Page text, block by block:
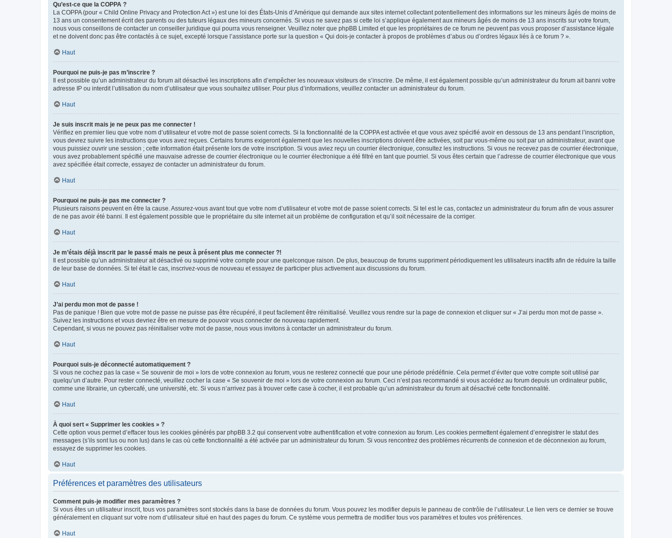
Qu’est-ce que la COPPA ?
La COPPA (pour « Child Online Privacy and Protection Act ») est une loi des États-Unis d’Amérique qui demande aux sites internet collectant potentiellement des informations sur les mineurs âgés de moins de
13 ans un consentement écrit des parents ou des tuteurs légaux des mineurs concernés. Si vous ne savez pas si cette loi s’applique également aux mineurs âgés de moins de 13 ans inscrits sur votre forum,
nous vous conseillons de contacter un conseiller juridique qui pourra vous renseigner. Veuillez noter que phpBB Limited et que les propriétaires de ce forum ne peuvent pas vous proposer d’assistance légale
et ne doivent donc pas être contactés à ce sujet, excepté lorsque l’assistance porte sur la question « Qui dois-je contacter à propos de problèmes d’abus ou d’ordres légaux liés à ce forum ? ».
Haut
Pourquoi ne puis-je pas m’inscrire ?
Il est possible qu’un administrateur du forum ait désactivé les inscriptions afin d’empêcher les nouveaux visiteurs de s’inscrire. De même, il est également possible qu’un administrateur du forum ait banni votre
adresse IP ou interdit l’utilisation du nom d’utilisateur que vous souhaitez utiliser. Pour plus d’informations, veuillez contacter un administrateur du forum.
Haut
Je suis inscrit mais je ne peux pas me connecter !
Vérifiez en premier lieu que votre nom d’utilisateur et votre mot de passe soient corrects. Si la fonctionnalité de la COPPA est activée et que vous avez spécifié avoir en dessous de 13 ans pendant l’inscription,
vous devrez suivre les instructions que vous avez reçues. Certains forums exigeront également que les nouvelles inscriptions doivent être activées, soit par vous-même ou soit par un administrateur, avant que
vous puissiez ouvrir une session ; cette information était présente lors de votre inscription. Si vous aviez reçu un courrier électronique, consultez les instructions. Si vous ne recevez pas de courrier électronique,
vous avez probablement spécifié une mauvaise adresse de courrier électronique ou le courrier électronique a été filtré en tant que pourriel. Si vous êtes certain que l’adresse de courrier électronique que vous
avez spécifiée était correcte, essayez de contacter un administrateur du forum.
Haut
Pourquoi ne puis-je pas me connecter ?
Plusieurs raisons peuvent en être la cause. Assurez-vous avant tout que votre nom d’utilisateur et votre mot de passe soient corrects. Si tel est le cas, contactez un administrateur du forum afin de vous assurer
de ne pas avoir été banni. Il est également possible que le propriétaire du site internet ait un problème de configuration et qu’il soit nécessaire de la corriger.
Haut
Je m’étais déjà inscrit par le passé mais ne peux à présent plus me connecter ?!
Il est possible qu’un administrateur ait désactivé ou supprimé votre compte pour une quelconque raison. De plus, beaucoup de forums suppriment périodiquement les utilisateurs inactifs afin de réduire la taille
de leur base de données. Si tel était le cas, inscrivez-vous de nouveau et essayez de participer plus activement aux discussions du forum.
Haut
J’ai perdu mon mot de passe !
Pas de panique ! Bien que votre mot de passe ne puisse pas être récupéré, il peut facilement être réinitialisé. Veuillez vous rendre sur la page de connexion et cliquer sur « J’ai perdu mon mot de passe ».
Suivez les instructions et vous devriez être en mesure de pouvoir vous connecter de nouveau rapidement.
Cependant, si vous ne pouvez pas réinitialiser votre mot de passe, nous vous invitons à contacter un administrateur du forum.
Haut
Pourquoi suis-je déconnecté automatiquement ?
Si vous ne cochez pas la case « Se souvenir de moi » lors de votre connexion au forum, vous ne resterez connecté que pour une période prédéfinie. Cela permet d’éviter que votre compte soit utilisé par
quelqu’un d’autre. Pour rester connecté, veuillez cocher la case « Se souvenir de moi » lors de votre connexion au forum. Ceci n’est pas recommandé si vous accédez au forum depuis un ordinateur public,
comme une librairie, un cybercafé, une université, etc. Si vous n’arrivez pas à trouver cette case à cocher, il est probable qu’un administrateur du forum ait désactivé cette fonctionnalité.
Haut
À quoi sert « Supprimer les cookies » ?
Cette option vous permet d’effacer tous les cookies générés par phpBB 3.2 qui conservent votre authentification et votre connexion au forum. Les cookies permettent également d’enregistrer le statut des
messages (s’ils sont lus ou non lus) dans le cas où cette fonctionnalité a été activée par un administrateur du forum. Si vous rencontrez des problèmes récurrents de connexion et de déconnexion au forum,
essayez de supprimer les cookies.
Haut
Préférences et paramètres des utilisateurs
Comment puis-je modifier mes paramètres ?
Si vous êtes un utilisateur inscrit, tous vos paramètres sont stockés dans la base de données du forum. Vous pouvez les modifier depuis le panneau de contrôle de l’utilisateur. Le lien vers ce dernier se trouve
généralement en cliquant sur votre nom d’utilisateur situé en haut des pages du forum. Ce système vous permettra de modifier tous vos paramètres et toutes vos préférences.
Haut